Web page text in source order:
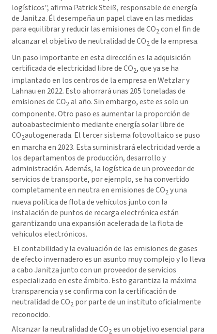
logísticos", afirma Patrick Steiß, responsable de energía
de Janitza. Él desempeña un papel clave en las medidas
para equilibrar y reducir las emisiones de CO2con el fin de
alcanzar el objetivo de neutralidad de CO2de la empresa.
Un paso importante en esta dirección es la adquisición
certificada de electricidad libre de CO2, que ya se ha
implantado en los centros de la empresa en Wetzlar y
Lahnau en 2022. Esto ahorrará unas 205 toneladas de
emisiones de CO2al año. Sin embargo, este es solo un
componente. Otro paso es aumentar la proporción de
autoabastecimiento mediante energía solar libre de
CO2autogenerada. El tercer sistema fotovoltaico se puso
en marcha en 2023. Esta suministrará electricidad verde a
los departamentos de producción, desarrollo y
administración. Además, la logística de un proveedor de
servicios de transporte, por ejemplo, se ha convertido
completamente en neutra en emisiones de CO2y una
nueva política de flota de vehículos junto con la
instalación de puntos de recarga electrónica están
garantizando una expansión acelerada de la flota de
vehículos electrónicos.
El contabilidad y la evaluación de las emisiones de gases
de efecto invernadero es un asunto muy complejo y lo lleva
a cabo Janitza junto con un proveedor de servicios
especializado en este ámbito. Esto garantiza la máxima
transparencia y se confirma con la certificación de
neutralidad de CO2 por parte de un instituto oficialmente
reconocido.
Alcanzar la neutralidad de CO2es un objetivo esencial para